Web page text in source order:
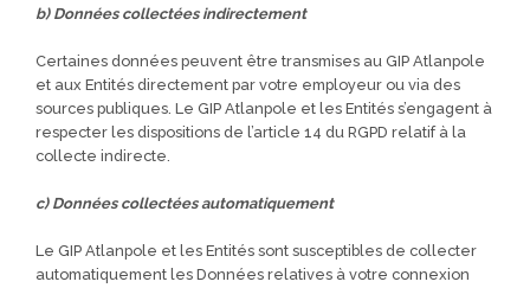
b) Données collectées indirectement
Certaines données peuvent être transmises au GIP Atlanpole
et aux Entités directement par votre employeur ou via des
sources publiques. Le GIP Atlanpole et les Entités s’engagent à
respecter les dispositions de l’article 14 du RGPD relatif à la
collecte indirecte.
c) Données collectées automatiquement
Le GIP Atlanpole et les Entités sont susceptibles de collecter
automatiquement les Données relatives à votre connexion